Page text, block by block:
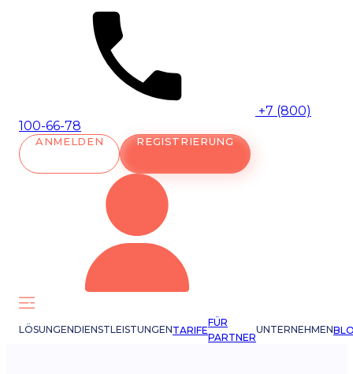
+7 (800)
100-66-78
ANMELDEN REGISTRIERUNG
LÖSUNGENDIENSTLEISTUNGENTARIFE
FÜR
PARTNER
UNTERNEHMEN